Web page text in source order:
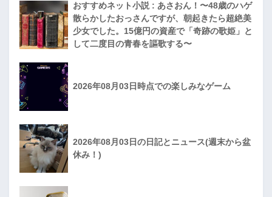
おすすめネット小説 : あさおん！〜48歳のハゲ
散らかしたおっさんですが、朝起きたら超絶美
少女でした。15億円の資産で「奇跡の歌姫」と
して二度目の青春を謳歌する〜
2026年08月03日時点での楽しみなゲーム
2026年08月03日の日記とニュース(週末から盆
休み！)